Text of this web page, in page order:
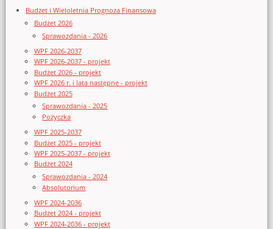
Budżet i Wieloletnia Prognoza Finansowa
Budżet 2026
Sprawozdania - 2026
WPF 2026-2037
WPF 2026-2037 - projekt
Budżet 2026 - projekt
WPF 2026 r. i lata następne - projekt
Budżet 2025
Sprawozdania - 2025
Pożyczka
WPF 2025-2037
Budżet 2025 - projekt
WPF 2025-2037 - projekt
Budżet 2024
Sprawozdania - 2024
Absolutorium
WPF 2024-2036
Budżet 2024 - projekt
WPF 2024-2036 - projekt